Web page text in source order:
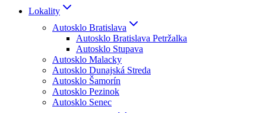
Lokality
Autosklo Bratislava
Autosklo Bratislava Petržalka
Autosklo Stupava
Autosklo Malacky
Autosklo Dunajská Streda
Autosklo Šamorín
Autosklo Pezinok
Autosklo Senec